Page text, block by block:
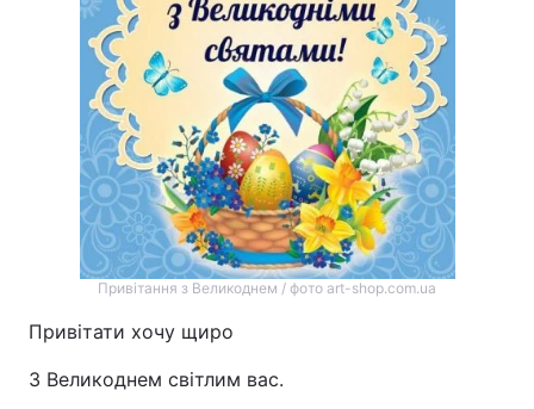
Привітання з Великоднем / фото art-shop.com.ua
Привітати хочу щиро
З Великоднем світлим вас.